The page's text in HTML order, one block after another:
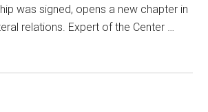
was signed, opens a new chapter in
relations. Expert of the Center …